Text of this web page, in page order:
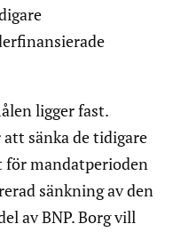
ligger fast.
sänka de tidigare
mandatperioden
sänkning av den
av BNP. Borg vill